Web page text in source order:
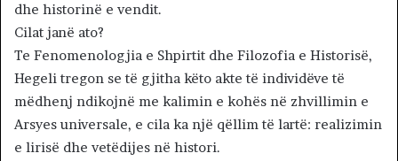
dhe historinë e vendit.
Cilat janë ato?
Te Fenomenologjia e Shpirtit dhe Filozofia e Historisë,
Hegeli tregon se të gjitha këto akte të individëve të
mëdhenj ndikojnë me kalimin e kohës në zhvillimin e
Arsyes universale, e cila ka një qëllim të lartë: realizimin
e lirisë dhe vetëdijes në histori.